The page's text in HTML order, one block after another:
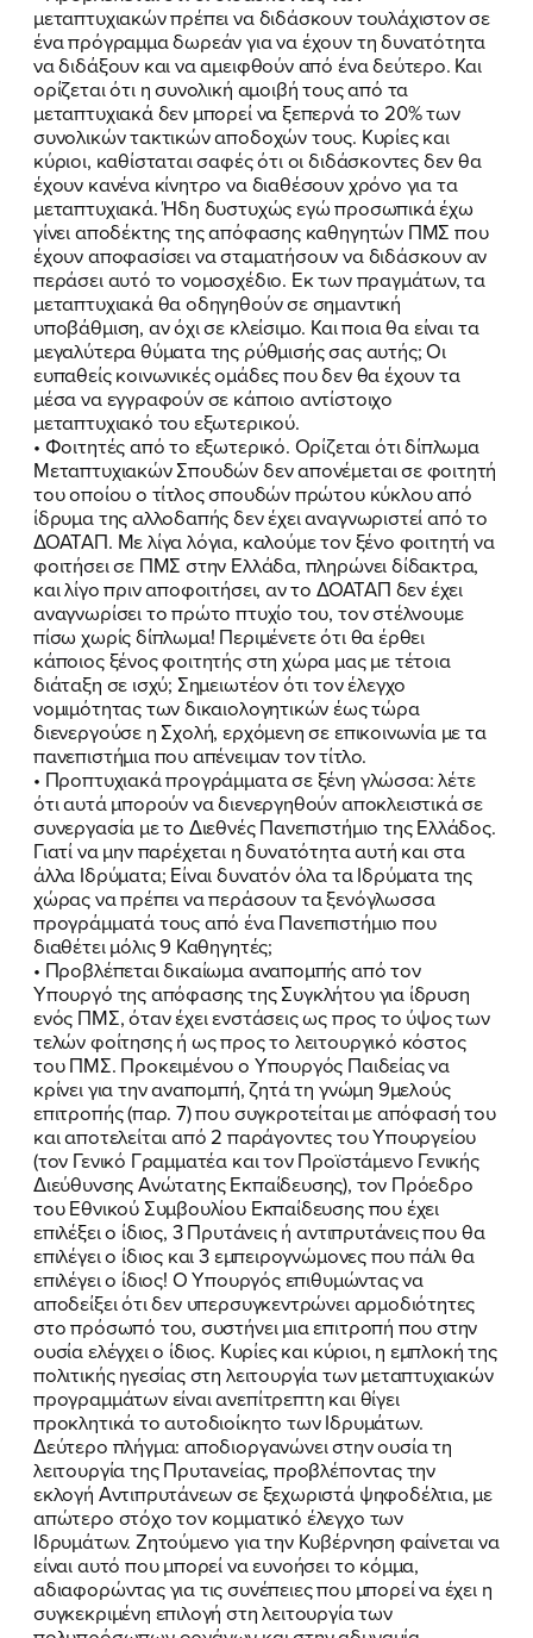
μεταπτυχιακών πρέπει να διδάσκουν τουλάχιστον σε
ένα πρόγραμμα δωρεάν για να έχουν τη δυνατότητα
να διδάξουν και να αμειφθούν από ένα δεύτερο. Και
ορίζεται ότι η συνολική αμοιβή τους από τα
μεταπτυχιακά δεν μπορεί να ξεπερνά το 20% των
συνολικών τακτικών αποδοχών τους. Κυρίες και
κύριοι, καθίσταται σαφές ότι οι διδάσκοντες δεν θα
έχουν κανένα κίνητρο να διαθέσουν χρόνο για τα
μεταπτυχιακά. Ήδη δυστυχώς εγώ προσωπικά έχω
γίνει αποδέκτης της απόφασης καθηγητών ΠΜΣ που
έχουν αποφασίσει να σταματήσουν να διδάσκουν αν
περάσει αυτό το νομοσχέδιο. Εκ των πραγμάτων, τα
μεταπτυχιακά θα οδηγηθούν σε σημαντική
υποβάθμιση, αν όχι σε κλείσιμο. Και ποια θα είναι τα
μεγαλύτερα θύματα της ρύθμισής σας αυτής; Οι
ευπαθείς κοινωνικές ομάδες που δεν θα έχουν τα
μέσα να εγγραφούν σε κάποιο αντίστοιχο
μεταπτυχιακό του εξωτερικού.
• Φοιτητές από το εξωτερικό. Ορίζεται ότι δίπλωμα
Μεταπτυχιακών Σπουδών δεν απονέμεται σε φοιτητή
του οποίου ο τίτλος σπουδών πρώτου κύκλου από
ίδρυμα της αλλοδαπής δεν έχει αναγνωριστεί από το
ΔΟΑΤΑΠ. Με λίγα λόγια, καλούμε τον ξένο φοιτητή να
φοιτήσει σε ΠΜΣ στην Ελλάδα, πληρώνει δίδακτρα,
και λίγο πριν αποφοιτήσει, αν το ΔΟΑΤΑΠ δεν έχει
αναγνωρίσει το πρώτο πτυχίο του, τον στέλνουμε
πίσω χωρίς δίπλωμα! Περιμένετε ότι θα έρθει
κάποιος ξένος φοιτητής στη χώρα μας με τέτοια
διάταξη σε ισχύ; Σημειωτέον ότι τον έλεγχο
νομιμότητας των δικαιολογητικών έως τώρα
διενεργούσε η Σχολή, ερχόμενη σε επικοινωνία με τα
πανεπιστήμια που απένειμαν τον τίτλο.
• Προπτυχιακά προγράμματα σε ξένη γλώσσα: λέτε
ότι αυτά μπορούν να διενεργηθούν αποκλειστικά σε
συνεργασία με το Διεθνές Πανεπιστήμιο της Ελλάδος.
Γιατί να μην παρέχεται η δυνατότητα αυτή και στα
άλλα Ιδρύματα; Είναι δυνατόν όλα τα Ιδρύματα της
χώρας να πρέπει να περάσουν τα ξενόγλωσσα
προγράμματά τους από ένα Πανεπιστήμιο που
διαθέτει μόλις 9 Καθηγητές;
• Προβλέπεται δικαίωμα αναπομπής από τον
Υπουργό της απόφασης της Συγκλήτου για ίδρυση
ενός ΠΜΣ, όταν έχει ενστάσεις ως προς το ύψος των
τελών φοίτησης ή ως προς το λειτουργικό κόστος
του ΠΜΣ. Προκειμένου ο Υπουργός Παιδείας να
κρίνει για την αναπομπή, ζητά τη γνώμη 9μελούς
επιτροπής (παρ. 7) που συγκροτείται με απόφασή του
και αποτελείται από 2 παράγοντες του Υπουργείου
(τον Γενικό Γραμματέα και τον Προϊστάμενο Γενικής
Διεύθυνσης Ανώτατης Εκπαίδευσης), τον Πρόεδρο
του Εθνικού Συμβουλίου Εκπαίδευσης που έχει
επιλέξει ο ίδιος, 3 Πρυτάνεις ή αντιπρυτάνεις που θα
επιλέγει ο ίδιος και 3 εμπειρογνώμονες που πάλι θα
επιλέγει ο ίδιος! Ο Υπουργός επιθυμώντας να
αποδείξει ότι δεν υπερσυγκεντρώνει αρμοδιότητες
στο πρόσωπό του, συστήνει μια επιτροπή που στην
ουσία ελέγχει ο ίδιος. Κυρίες και κύριοι, η εμπλοκή της
πολιτικής ηγεσίας στη λειτουργία των μεταπτυχιακών
προγραμμάτων είναι ανεπίτρεπτη και θίγει
προκλητικά το αυτοδιοίκητο των Ιδρυμάτων.
Δεύτερο πλήγμα: αποδιοργανώνει στην ουσία τη
λειτουργία της Πρυτανείας, προβλέποντας την
εκλογή Αντιπρυτάνεων σε ξεχωριστά ψηφοδέλτια, με
απώτερο στόχο τον κομματικό έλεγχο των
Ιδρυμάτων. Ζητούμενο για την Κυβέρνηση φαίνεται να
είναι αυτό που μπορεί να ευνοήσει το κόμμα,
αδιαφορώντας για τις συνέπειες που μπορεί να έχει η
συγκεκριμένη επιλογή στη λειτουργία των